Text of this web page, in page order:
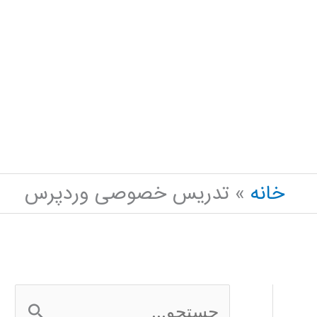
خانه
تدریس خصوصی وردپرس